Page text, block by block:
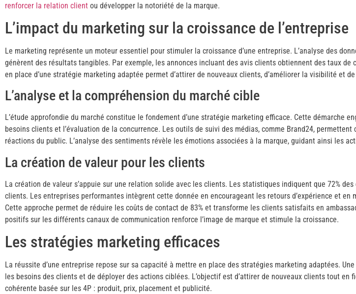
renforcer la relation client ou développer la notoriété de la marque.
L’impact du marketing sur la croissance de l’entreprise
Le marketing représente un moteur essentiel pour stimuler la croissance d’une entreprise. L’analyse des
génèrent des résultats tangibles. Par exemple, les annonces incluant des avis clients obtiennent des taux
en place d’une stratégie marketing adaptée permet d’attirer de nouveaux clients, d’améliorer la visibilité et
L’analyse et la compréhension du marché cible
L’étude approfondie du marché constitue le fondement d’une stratégie marketing efficace. Cette démarche
besoins clients et l’évaluation de la concurrence. Les outils de suivi des médias, comme Brand24,
réactions du public. L’analyse des sentiments révèle les émotions associées à la marque, guidant ainsi les
La création de valeur pour les clients
La création de valeur s’appuie sur une relation solide avec les clients. Les statistiques indiquent que 72%
clients. Les entreprises performantes intègrent cette donnée en encourageant les retours d’expérience et
Cette approche permet de réduire les coûts de contact de 83% et transforme les clients satisfaits en
positifs sur les différents canaux de communication renforce l’image de marque et stimule la croissance.
Les stratégies marketing efficaces
La réussite d’une entreprise repose sur sa capacité à mettre en place des stratégies marketing adaptées.
les besoins des clients et de déployer des actions ciblées. L’objectif est d’attirer de nouveaux clients tout
cohérente basée sur les 4P : produit, prix, placement et publicité.